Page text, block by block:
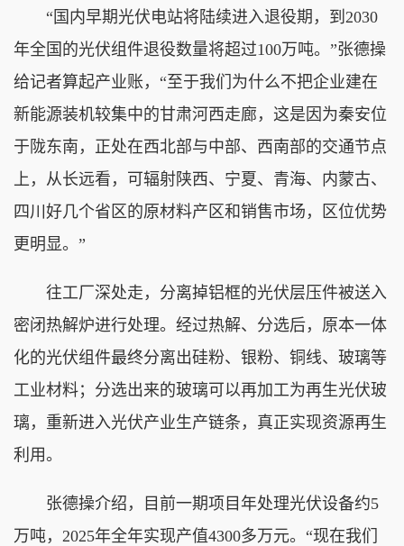
“国内早期光伏电站将陆续进入退役期，到2030
年全国的光伏组件退役数量将超过100万吨。”张德操
给记者算起产业账，“至于我们为什么不把企业建在
新能源装机较集中的甘肃河西走廊，这是因为秦安位
于陇东南，正处在西北部与中部、西南部的交通节点
上，从长远看，可辐射陕西、宁夏、青海、内蒙古、
四川好几个省区的原材料产区和销售市场，区位优势
更明显。”
往工厂深处走，分离掉铝框的光伏层压件被送入
密闭热解炉进行处理。经过热解、分选后，原本一体
化的光伏组件最终分离出硅粉、银粉、铜线、玻璃等
工业材料；分选出来的玻璃可以再加工为再生光伏玻
璃，重新进入光伏产业生产链条，真正实现资源再生
利用。
张德操介绍，目前一期项目年处理光伏设备约5
万吨，2025年全年实现产值4300多万元。“现在我们